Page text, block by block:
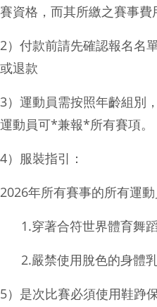
賽資格，而其所繳之賽事
2）付款前請先確認報名名
或退款
3）運動員需按照年齡組別
運動員可*兼報*所有賽項。
4）服裝指引：
2026年所有賽事的所有運
1.穿著合符世界體育舞蹈
2.嚴禁使用脫色的身體乳
5）是次比賽必須使用鞋踭